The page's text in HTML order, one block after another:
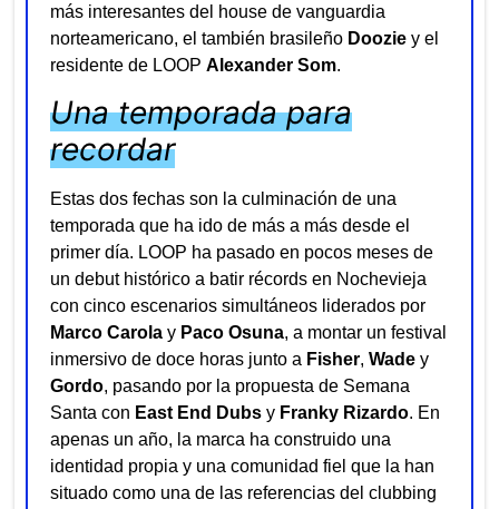
más interesantes del house de vanguardia
norteamericano, el también brasileño Doozie y el
residente de LOOP Alexander Som.
Una temporada para
recordar
Estas dos fechas son la culminación de una
temporada que ha ido de más a más desde el
primer día. LOOP ha pasado en pocos meses de
un debut histórico a batir récords en Nochevieja
con cinco escenarios simultáneos liderados por
Marco Carola y Paco Osuna, a montar un festival
inmersivo de doce horas junto a Fisher, Wade y
Gordo, pasando por la propuesta de Semana
Santa con East End Dubs y Franky Rizardo. En
apenas un año, la marca ha construido una
identidad propia y una comunidad fiel que la han
situado como una de las referencias del clubbing